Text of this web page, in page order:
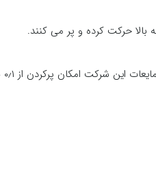
بالا حرکت کرده و پر می کنند.